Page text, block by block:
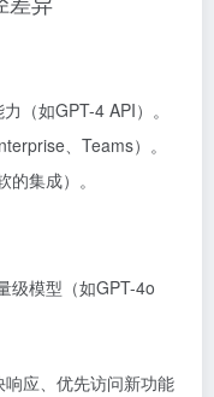
（如GPT-4 API）。
、Teams）。
集成）。
级模型（如GPT-4o
响应、优先访问新功能